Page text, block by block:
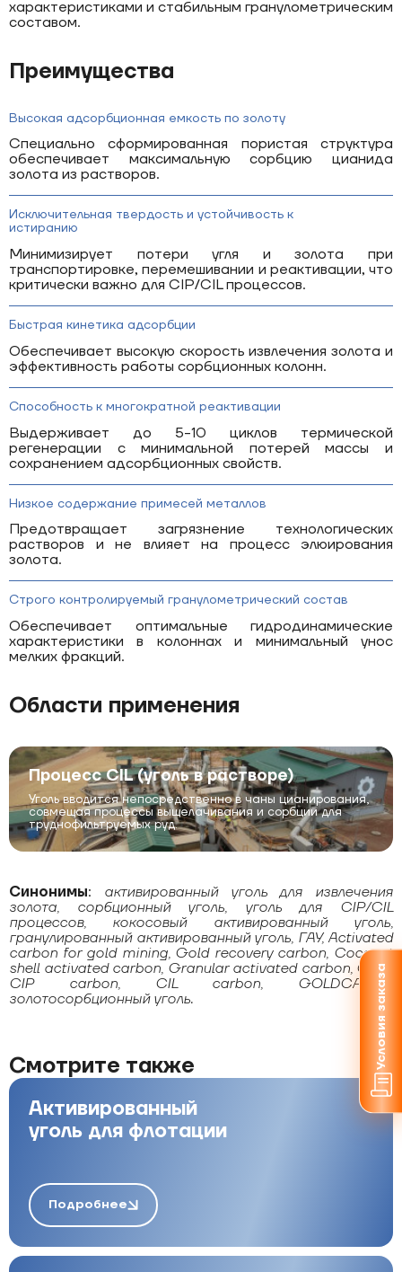
характеристиками и стабильным гранулометрическим
составом.
Преимущества
Высокая адсорбционная емкость по золоту
Специально сформированная пористая структура
обеспечивает максимальную сорбцию цианида
золота из растворов.
Исключительная твердость и устойчивость к
истиранию
Минимизирует потери угля и золота при
транспортировке, перемешивании и реактивации, что
критически важно для CIP/CIL процессов.
Быстрая кинетика адсорбции
Обеспечивает высокую скорость извлечения золота и
эффективность работы сорбционных колонн.
Способность к многократной реактивации
Выдерживает до 5-10 циклов термической
регенерации с минимальной потерей массы и
сохранением адсорбционных свойств.
Низкое содержание примесей металлов
Предотвращает загрязнение технологических
растворов и не влияет на процесс элюирования
золота.
Строго контролируемый гранулометрический состав
Обеспечивает оптимальные гидродинамические
характеристики в колоннах и минимальный унос
мелких фракций.
Области применения
Процесс CIL (уголь в растворе)
Уголь вводится непосредственно в чаны цианирования,
совмещая процессы выщелачивания и сорбции для
труднофильтруемых руд.
Синонимы: активированный уголь для извлечения
золота, сорбционный уголь, уголь для CIP/CIL
процессов, кокосовый активированный уголь,
гранулированный активированный уголь, ГАУ, Activated
carbon for gold mining, Gold recovery carbon, Coconut
shell activated carbon, Granular activated carbon, GAC,
CIP carbon, CIL carbon, GOLDCARB®,
золотосорбционный уголь.
Условия заказа
Смотрите также
Активированный
уголь для флотации
Подробнее